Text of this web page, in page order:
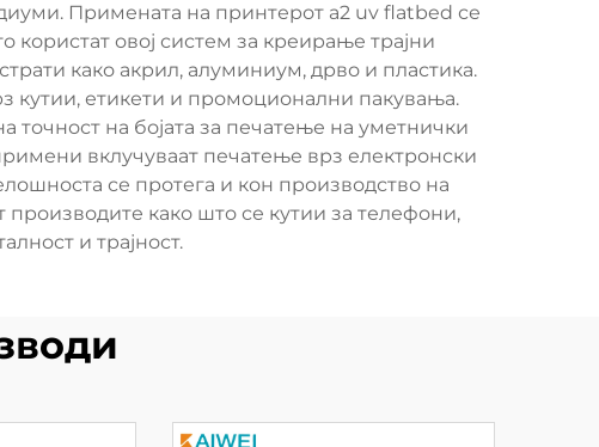
Примената на принтерот a2 uv flatbed се
овој систем за креирање трајни
како акрил, алуминиум, дрво и пластика.
кутии, етикети и промоционални пакувања.
точност на бојата за печатење на уметнички
вклучуваат печатење врз електронски
се протега и кон производство на
како што се кутии за телефони,
и трајност.